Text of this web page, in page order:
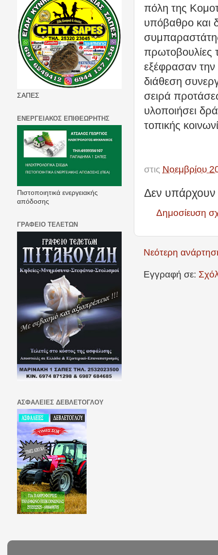
πόλη της
υπόβαθρο και
συμπαραστάτης
πρωτοβουλίες
εξέφρασαν την
διάθεση
σειρά
υλοποιήσει
τοπικής
στις Νοεμβρίου
Δεν υπάρχουν
Δημοσίευση
Νεότερη
Εγγραφή σε:
ΣΑΠΕΣ
ΕΝΕΡΓΕΙΑΚΟΣ ΕΠΙΘΕΩΡΗΤΗΣ
Πιστοποιητικά ενεργειακής
απόδοσης
ΓΡΑΦΕΙΟ ΤΕΛΕΤΩΝ
ΑΣΦΑΛΕΙΕΣ ΔΕΒΛΕΤΟΓΛΟΥ